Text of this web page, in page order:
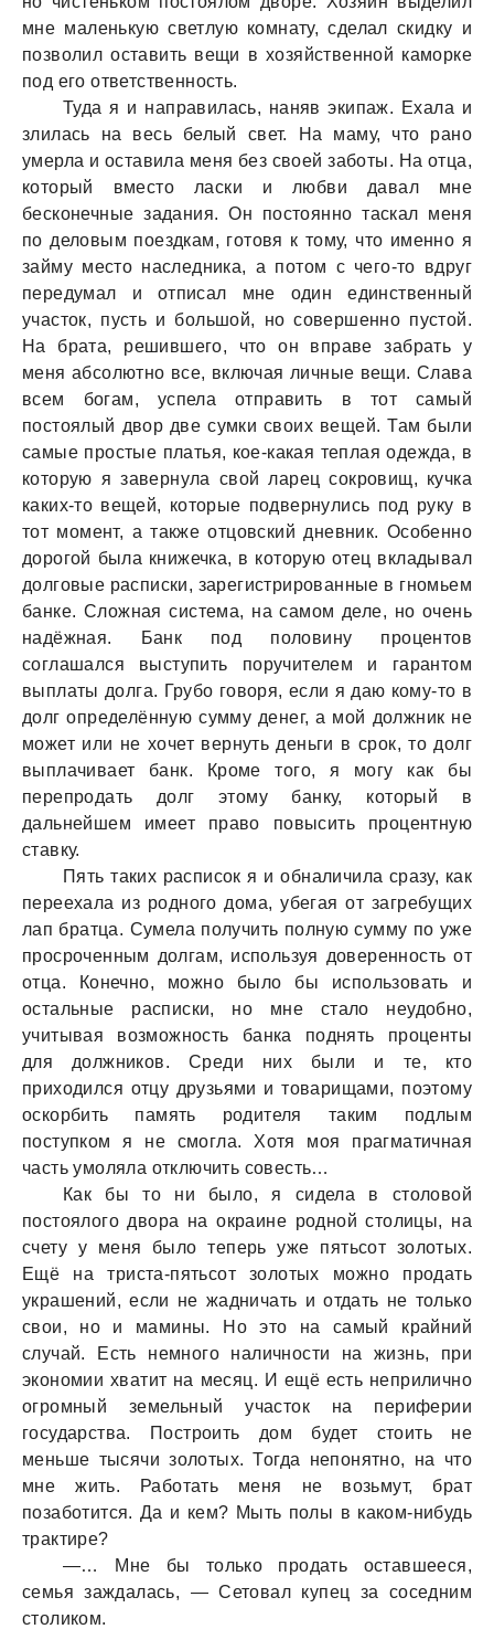
мне маленькую светлую комнату, сделал скидку и
позволил оставить вещи в хозяйственной каморке
под его ответственность.
Туда я и направилась, наняв экипаж. Ехала и
злилась на весь белый свет. На маму, что рано
умерла и оставила меня без своей заботы. На отца,
который вместо ласки и любви давал мне
бесконечные задания. Он постоянно таскал меня
по деловым поездкам, готовя к тому, что именно я
займу место наследника, а потом с чего-то вдруг
передумал и отписал мне один единственный
участок, пусть и большой, но совершенно пустой.
На брата, решившего, что он вправе забрать у
меня абсолютно все, включая личные вещи. Слава
всем богам, успела отправить в тот самый
постоялый двор две сумки своих вещей. Там были
самые простые платья, кое-какая теплая одежда, в
которую я завернула свой ларец сокровищ, кучка
каких-то вещей, которые подвернулись под руку в
тот момент, а также отцовский дневник. Особенно
дорогой была книжечка, в которую отец вкладывал
долговые расписки, зарегистрированные в гномьем
банке. Сложная система, на самом деле, но очень
надёжная. Банк под половину процентов
соглашался выступить поручителем и гарантом
выплаты долга. Грубо говоря, если я даю кому-то в
долг определённую сумму денег, а мой должник не
может или не хочет вернуть деньги в срок, то долг
выплачивает банк. Кроме того, я могу как бы
перепродать долг этому банку, который в
дальнейшем имеет право повысить процентную
ставку.
Пять таких расписок я и обналичила сразу, как
переехала из родного дома, убегая от загребущих
лап братца. Сумела получить полную сумму по уже
просроченным долгам, используя доверенность от
отца. Конечно, можно было бы использовать и
остальные расписки, но мне стало неудобно,
учитывая возможность банка поднять проценты
для должников. Среди них были и те, кто
приходился отцу друзьями и товарищами, поэтому
оскорбить память родителя таким подлым
поступком я не смогла. Хотя моя прагматичная
часть умоляла отключить совесть…
Как бы то ни было, я сидела в столовой
постоялого двора на окраине родной столицы, на
счету у меня было теперь уже пятьсот золотых.
Ещё на триста-пятьсот золотых можно продать
украшений, если не жадничать и отдать не только
свои, но и мамины. Но это на самый крайний
случай. Есть немного наличности на жизнь, при
экономии хватит на месяц. И ещё есть неприлично
огромный земельный участок на периферии
государства. Построить дом будет стоить не
меньше тысячи золотых. Тогда непонятно, на что
мне жить. Работать меня не возьмут, брат
позаботится. Да и кем? Мыть полы в каком-нибудь
трактире?
—… Мне бы только продать оставшееся,
семья заждалась, — Сетовал купец за соседним
столиком.